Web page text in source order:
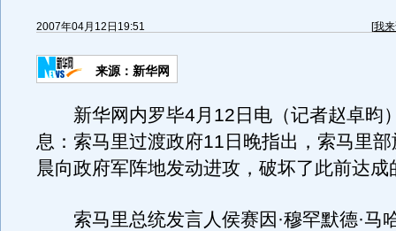
2007年04月12日19:51 [我
来源：新华网
新华网内罗毕4月12日电（记者赵卓昀
息：索马里过渡政府11日晚指出，索马里
晨向政府军阵地发动进攻，破坏了此前达成
索马里总统发言人侯赛因·穆罕默德·马